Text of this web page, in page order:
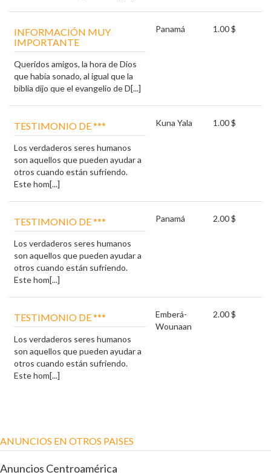
INFORMACIÓN MUY
IMPORTANTE
Queridos amigos, la hora de Dios
que había sonado, al igual que la
biblia dijo que el evangelio de D[...]
Panamá 1.00 $
TESTIMONIO DE ***
Los verdaderos seres humanos
son aquellos que pueden ayudar a
otros cuando están sufriendo.
Este hom[...]
Kuna Yala 1.00 $
TESTIMONIO DE ***
Los verdaderos seres humanos
son aquellos que pueden ayudar a
otros cuando están sufriendo.
Este hom[...]
Panamá 2.00 $
TESTIMONIO DE ***
Los verdaderos seres humanos
son aquellos que pueden ayudar a
otros cuando están sufriendo.
Este hom[...]
Emberá-
Wounaan
2.00 $
ANUNCIOS EN OTROS PAISES
Anuncios Centroamérica